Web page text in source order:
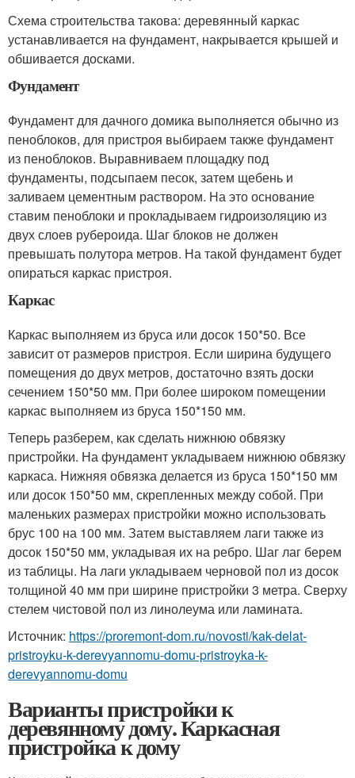
Схема строительства такова: деревянный каркас
устанавливается на фундамент, накрывается крышей и
обшивается досками.
Фундамент
Фундамент для дачного домика выполняется обычно из
пеноблоков, для пристроя выбираем также фундамент
из пеноблоков. Выравниваем площадку под
фундаменты, подсыпаем песок, затем щебень и
заливаем цементным раствором. На это основание
ставим пеноблоки и прокладываем гидроизоляцию из
двух слоев рубероида. Шаг блоков не должен
превышать полутора метров. На такой фундамент будет
опираться каркас пристроя.
Каркас
Каркас выполняем из бруса или досок 150*50. Все
зависит от размеров пристроя. Если ширина будущего
помещения до двух метров, достаточно взять доски
сечением 150*50 мм. При более широком помещении
каркас выполняем из бруса 150*150 мм.
Теперь разберем, как сделать нижнюю обвязку
пристройки. На фундамент укладываем нижнюю обвязку
каркаса. Нижняя обвязка делается из бруса 150*150 мм
или досок 150*50 мм, скрепленных между собой. При
маленьких размерах пристройки можно использовать
брус 100 на 100 мм. Затем выставляем лаги также из
досок 150*50 мм, укладывая их на ребро. Шаг лаг берем
из таблицы. На лаги укладываем черновой пол из досок
толщиной 40 мм при ширине пристройки 3 метра. Сверху
стелем чистовой пол из линолеума или ламината.
Источник: https://proremont-dom.ru/novosti/kak-delat-
pristroyku-k-derevyannomu-domu-pristroyka-k-
derevyannomu-domu
Варианты пристройки к
деревянному дому. Каркасная
пристройка к дому